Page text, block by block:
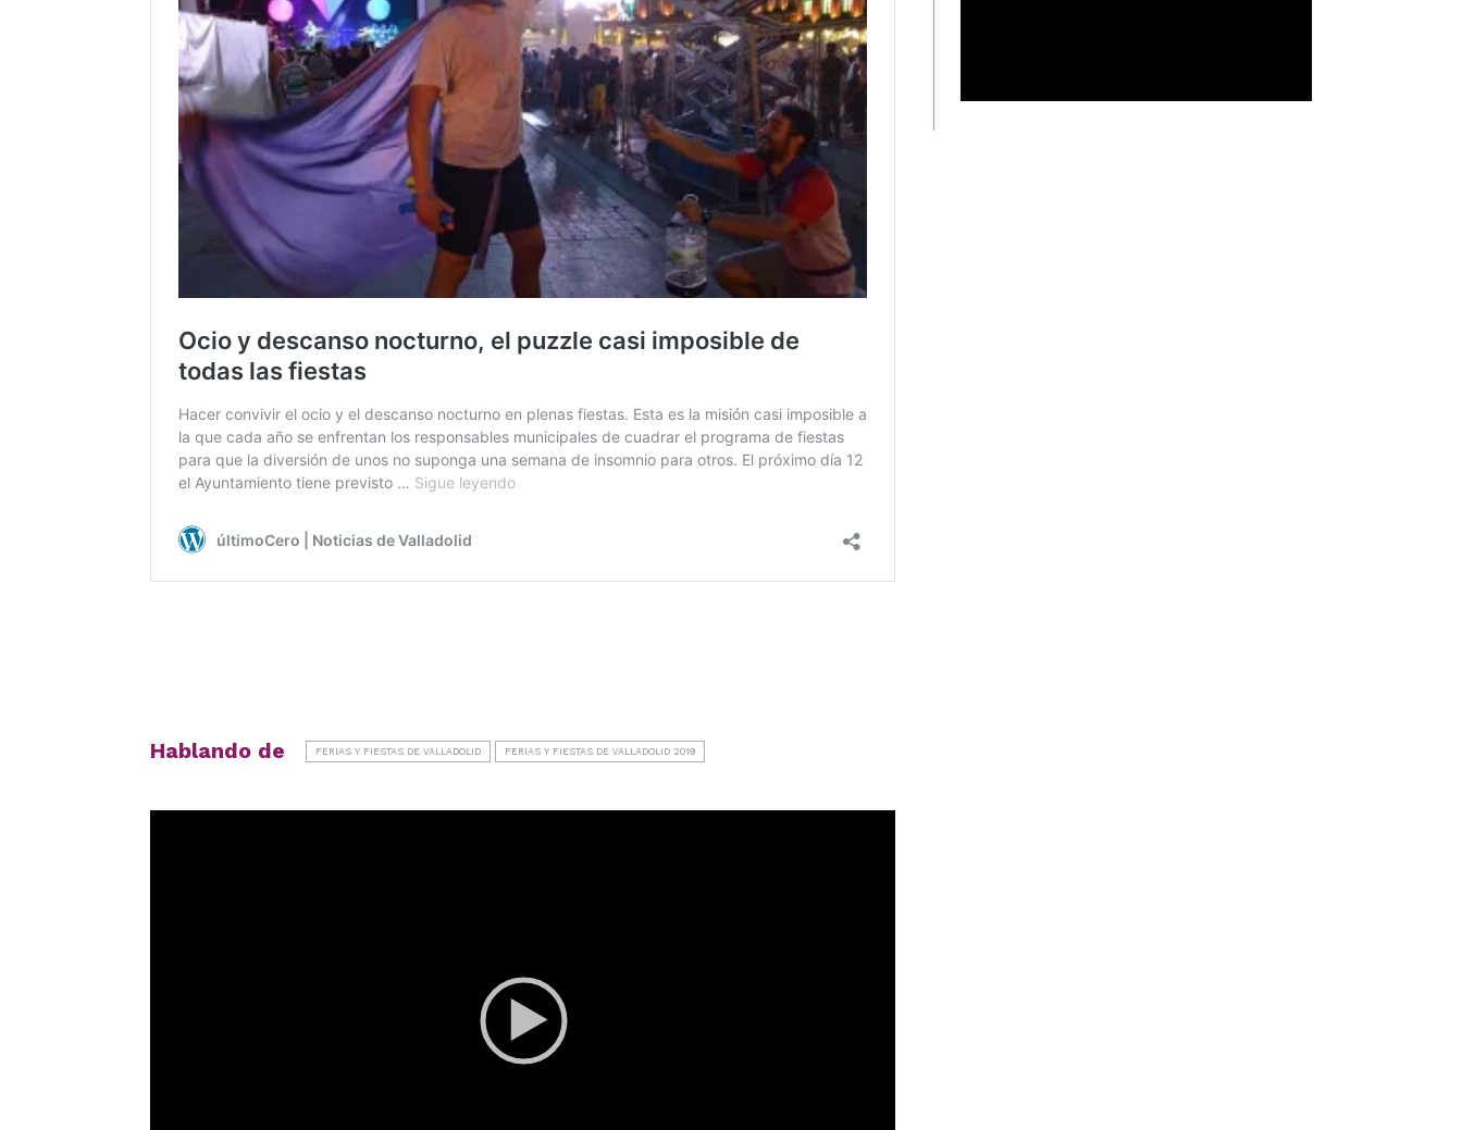
Hablando de FERIAS Y FIESTAS DE VALLADOLID FERIAS Y FIESTAS DE VALLADOLID 2019